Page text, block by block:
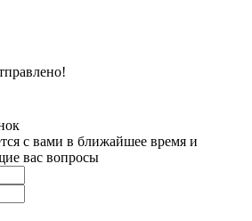
с вами в ближайшее время и
вас вопросы